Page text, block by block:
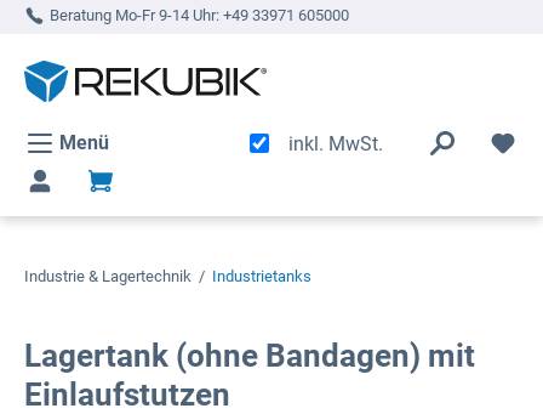
springen
Beratung Mo-Fr 9-14 Uhr: +49 33971 605000
Menü inkl. MwSt.
Industrie & Lagertechnik / Industrietanks
Lagertank (ohne Bandagen) mit
Einlaufstutzen